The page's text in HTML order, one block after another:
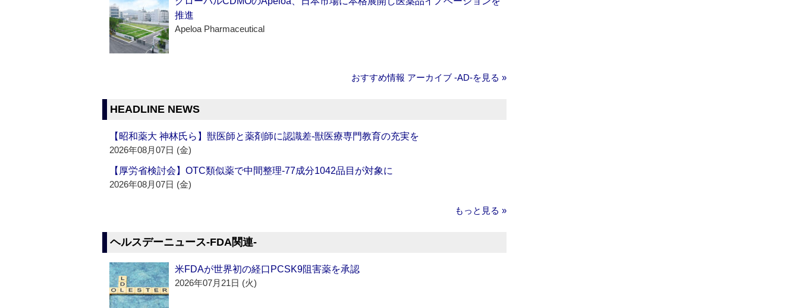
推進
Apeloa Pharmaceutical
おすすめ情報 アーカイブ ‐AD‐を見る »
HEADLINE NEWS
【昭和薬大 神林氏ら】獣医師と薬剤師に認識差‐獣医療専門教育の充実を
2026年08月07日 (金)
【厚労省検討会】OTC類似薬で中間整理‐77成分1042品目が対象に
2026年08月07日 (金)
もっと見る »
ヘルスデーニュース‐FDA関連‐
米FDAが世界初の経口PCSK9阻害薬を承認
2026年07月21日 (火)